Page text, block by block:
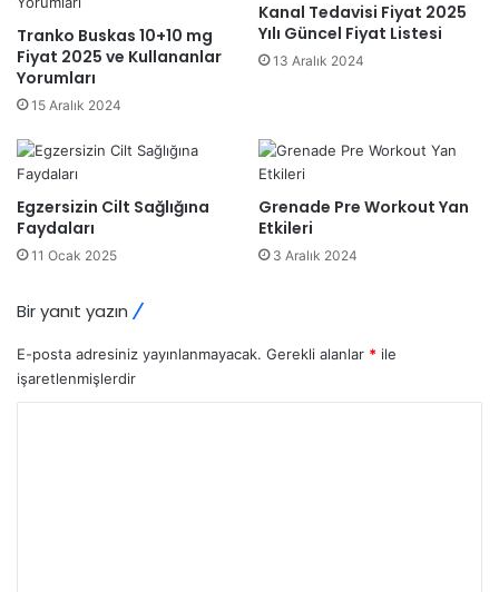
Tranko Buskas 10+10 mg
Fiyat 2025 ve Kullananlar
Yorumları
15 Aralık 2024
Kanal Tedavisi Fiyat 2025
Yılı Güncel Fiyat Listesi
13 Aralık 2024
Egzersizin Cilt Sağlığına
Faydaları
11 Ocak 2025
Grenade Pre Workout Yan
Etkileri
3 Aralık 2024
Bir yanıt yazın
E-posta adresiniz yayınlanmayacak. Gerekli alanlar * ile
işaretlenmişlerdir